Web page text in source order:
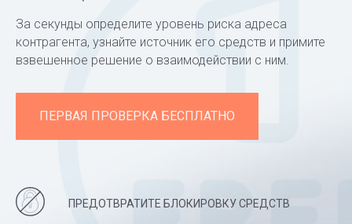
За секунды определите уровень риска адреса
контрагента, узнайте источник его средств и примите
взвешенное решение о взаимодействии с ним.
ПЕРВАЯ ПРОВЕРКА БЕСПЛАТНО
ПРЕДОТВРАТИТЕ БЛОКИРОВКУ СРЕДСТВ